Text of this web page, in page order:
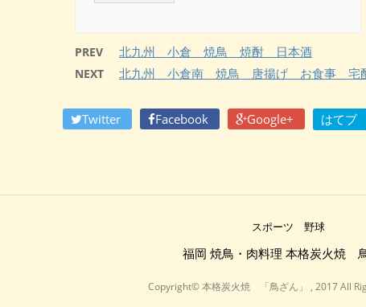
PREV 北九州 小倉 焼鳥 焼酎 日本酒
NEXT 北九州 小倉南 焼鳥 唐揚げ お食事 宅
Twitter Facebook Google+ はてブ
スポーツ 野球
福岡 焼鳥・肉料理 本格炭火焼
Copyright© 本格炭火焼 「鳥ざん」 , 2017 All